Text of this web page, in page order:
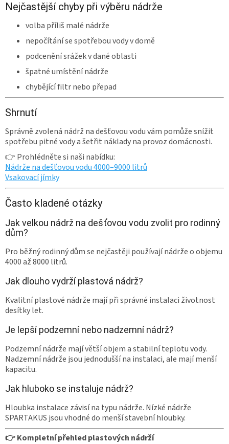
Nejčastější chyby při výběru nádrže
volba příliš malé nádrže
nepočítání se spotřebou vody v domě
podcenění srážek v dané oblasti
špatné umístění nádrže
chybějící filtr nebo přepad
Shrnutí
Správně zvolená nádrž na dešťovou vodu vám pomůže snížit
spotřebu pitné vody a šetřit náklady na provoz domácnosti.
👉 Prohlédněte si naši nabídku:
Nádrže na dešťovou vodu 4000–9000 litrů
Vsakovací jímky
Často kladené otázky
Jak velkou nádrž na dešťovou vodu zvolit pro rodinný
dům?
Pro běžný rodinný dům se nejčastěji používají nádrže o objemu
4000 až 8000 litrů.
Jak dlouho vydrží plastová nádrž?
Kvalitní plastové nádrže mají při správné instalaci životnost
desítky let.
Je lepší podzemní nebo nadzemní nádrž?
Podzemní nádrže mají větší objem a stabilní teplotu vody.
Nadzemní nádrže jsou jednodušší na instalaci, ale mají menší
kapacitu.
Jak hluboko se instaluje nádrž?
Hloubka instalace závisí na typu nádrže. Nízké nádrže
SPARTAKUS jsou vhodné do menší stavební hloubky.
👉 Kompletní přehled plastových nádrží